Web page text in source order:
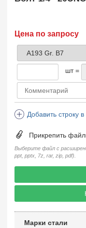
Заказать в 1 клик
Цена по запросу
шт =
Добавить строку в
Прикрепить
Выберите файл с
ppt, pptx, 7z, rar, zip, pdf).
Марки стали